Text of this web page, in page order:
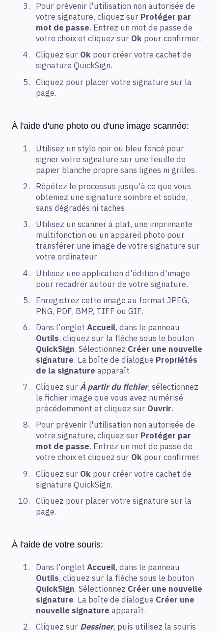
Pour prévenir l'utilisation non autorisée de
votre signature, cliquez sur Protéger par
mot de passe. Entrez un mot de passe de
votre choix et cliquez sur Ok pour confirmer.
Cliquez sur Ok pour créer votre cachet de
signature QuickSign.
Cliquez pour placer votre signature sur la
page.
À l'aide d'une photo ou d'une image scannée:
Utilisez un stylo noir ou bleu foncé pour
signer votre signature sur une feuille de
papier blanche propre sans lignes ni grilles.
Répétez le processus jusqu'à ce que vous
obteniez une signature sombre et solide,
sans dégradés ni taches.
Utilisez un scanner à plat, une imprimante
multifonction ou un appareil photo pour
transférer une image de votre signature sur
votre ordinateur.
Utilisez une application d'édition d'image
pour recadrer autour de votre signature.
Enregistrez cette image au format JPEG,
PNG, PDF, BMP, TIFF ou GIF.
Dans l'onglet Accueil, dans le panneau
Outils, cliquez sur la flèche sous le bouton
QuickSign. Sélectionnez Créer une nouvelle
signature. La boîte de dialogue Propriétés
de la signature apparaît.
Cliquez surÀ partir du fichier, sélectionnez
le fichier image que vous avez numérisé
précédemment et cliquez sur Ouvrir.
Pour prévenir l'utilisation non autorisée de
votre signature, cliquez sur Protéger par
mot de passe. Entrez un mot de passe de
votre choix et cliquez sur Ok pour confirmer.
Cliquez sur Ok pour créer votre cachet de
signature QuickSign.
Cliquez pour placer votre signature sur la
page.
À l'aide de votre souris:
Dans l'onglet Accueil, dans le panneau
Outils, cliquez sur la flèche sous le bouton
QuickSign. Sélectionnez Créer une nouvelle
signature. La boîte de dialogue Créer une
nouvelle signature apparaît.
Cliquez sur Dessiner, puis utilisez la souris